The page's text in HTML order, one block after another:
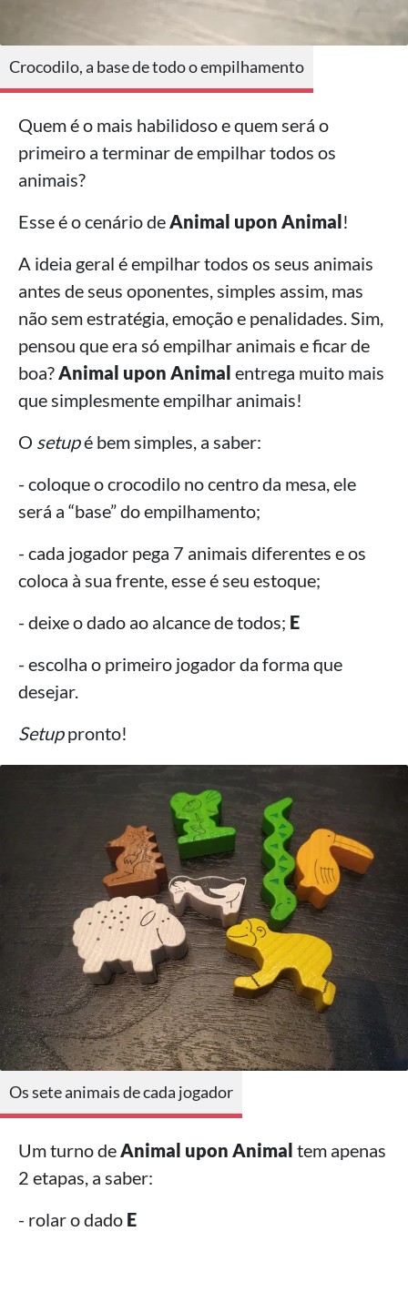
Crocodilo, a base de todo o empilhamento
Quem é o mais habilidoso e quem será o
primeiro a terminar de empilhar todos os
animais?
Esse é o cenário deAnimal upon Animal!
A ideia geral é empilhar todos os seus animais
antes de seus oponentes, simples assim, mas
não sem estratégia, emoção e penalidades. Sim,
pensou que era só empilhar animais e ficar de
boa?Animal upon Animal entrega muito mais
que simplesmente empilhar animais!
O setupé bem simples, a saber:
- coloque o crocodilo no centro da mesa, ele
será a “base” do empilhamento;
- cada jogador pega 7 animais diferentes e os
coloca à sua frente, esse é seu estoque;
- deixe o dado ao alcance de todos; E
- escolha o primeiro jogador da forma que
desejar.
Setuppronto!
Os sete animais de cada jogador
Um turno deAnimal upon Animal tem apenas
2 etapas, a saber:
- rolar o dado E